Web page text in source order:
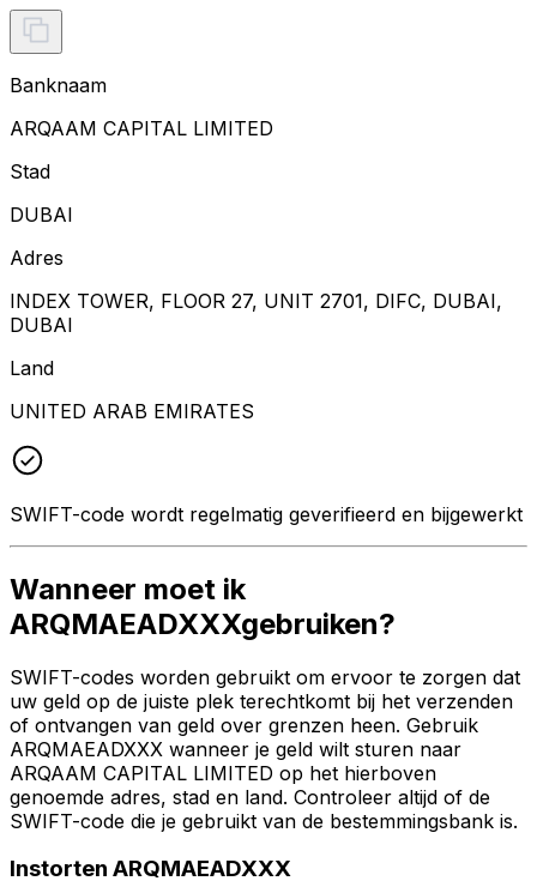
Banknaam
ARQAAM CAPITAL LIMITED
Stad
DUBAI
Adres
INDEX TOWER, FLOOR 27, UNIT 2701, DIFC, DUBAI,
DUBAI
Land
UNITED ARAB EMIRATES
SWIFT-code wordt regelmatig geverifieerd en bijgewerkt
Wanneer moet ik
ARQMAEADXXXgebruiken?
SWIFT-codes worden gebruikt om ervoor te zorgen dat
uw geld op de juiste plek terechtkomt bij het verzenden
of ontvangen van geld over grenzen heen. Gebruik
ARQMAEADXXX wanneer je geld wilt sturen naar
ARQAAM CAPITAL LIMITED op het hierboven
genoemde adres, stad en land. Controleer altijd of de
SWIFT-code die je gebruikt van de bestemmingsbank is.
Instorten ARQMAEADXXX